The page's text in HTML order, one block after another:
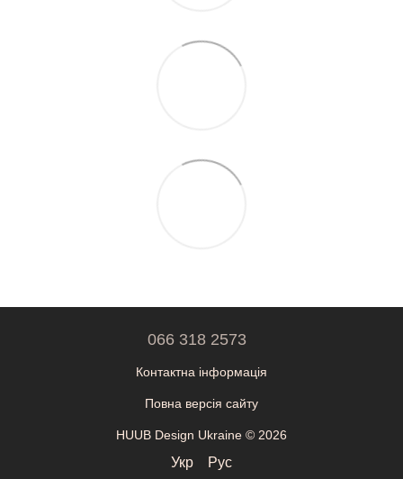
066 318 2573
Контактна інформація
Повна версія сайту
HUUB Design Ukraine © 2026
Укр Рус